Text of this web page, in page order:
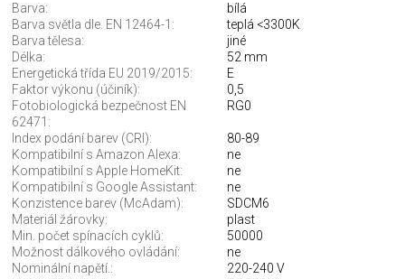
Barva:
bílá
Barva světla dle. EN 12464-1:
teplá <3300K
Barva tělesa:
jiné
Délka:
52 mm
Energetická třída EU 2019/2015:
E
Faktor výkonu (účiník):
0,5
Fotobiologická bezpečnost EN
62471:
RG0
Index podání barev (CRI):
80-89
Kompatibilní s Amazon Alexa:
ne
Kompatibilní s Apple HomeKit:
ne
Kompatibilní s Google Assistant:
ne
Konzistence barev (McAdam):
SDCM6
Materiál žárovky:
plast
Min. počet spínacích cyklů:
50000
Možnost dálkového ovládání:
ne
Nominální napětí.:
220-240 V